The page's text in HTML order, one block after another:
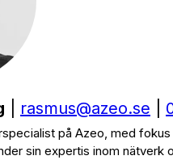
rasmus@azeo.se
på Azeo, med
sin expertis inom